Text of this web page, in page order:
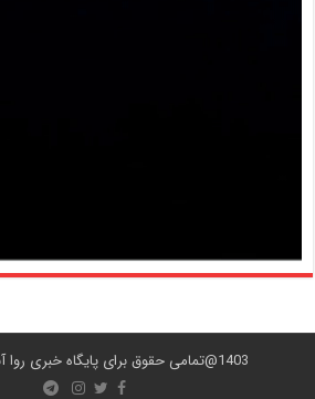
1403@تمامی حقوق برای پایگاه خبری روا آنلاین محفوظ است.